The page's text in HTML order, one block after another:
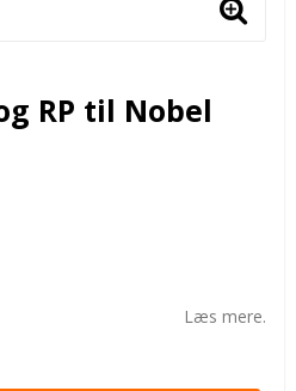
RP til Nobel
Læs mere.